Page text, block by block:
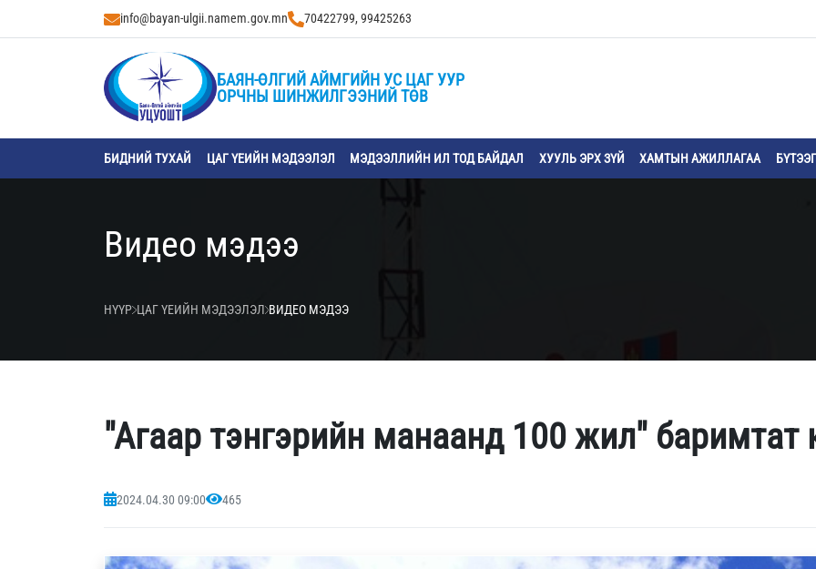
info@bayan-ulgii.namem.gov.mn 70422799, 99425263
БАЯН-ӨЛГИЙ АЙМГИЙН УС ЦАГ УУР
ОРЧНЫ ШИНЖИЛГЭЭНИЙ ТӨВ
БИДНИЙ ТУХАЙ ЦАГ ҮЕИЙН МЭДЭЭЛЭЛ МЭДЭЭЛЛИЙН ИЛ ТОД БАЙДАЛ ХУУЛЬ ЭРХ ЗҮЙ ХАМТЫН АЖИЛЛАГАА
Видео мэдээ
НҮҮР ЦАГ ҮЕИЙН МЭДЭЭЛЭЛ ВИДЕО МЭДЭЭ
"Агаар тэнгэрийн манаанд 100 жил" баримтат
2024.04.30 09:00 465